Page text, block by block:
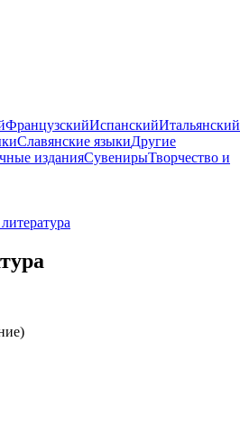
ФранцузскийИспанскийИтальянский
Славянские языкиДругие
изданияСувенирыТворчество и